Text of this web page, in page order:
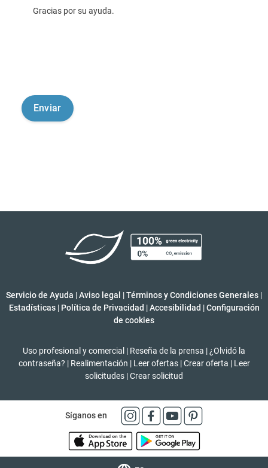
Gracias por su ayuda.
Servicio de Ayuda |Aviso legal |Términos y Condiciones Generales |
Estadísticas | Política de Privacidad | Accesibilidad | Configuración
de cookies
Uso profesional y comercial | Reseña de la prensa | ¿Olvidó la
contraseña? | Realimentación | Leer ofertas | Crear oferta | Leer
solicitudes |Crear solicitud
Síganos en